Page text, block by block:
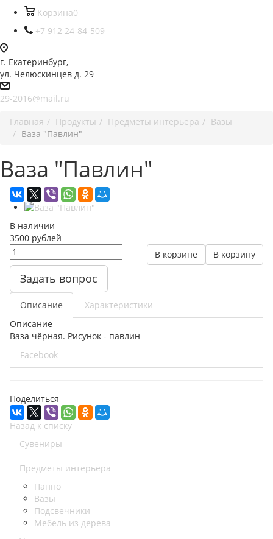
Корзина0
+7 912 24-84-509
г. Екатеринбург,
ул. Челюскинцев д. 29
29-2016@mail.ru
Главная
Продукты Предметы интерьера
Вазы
Ваза "Павлин"
Ваза "Павлин"
В наличии
3500 рублей
В корзину
В корзине
Задать вопрос
Описание
Характеристики
Описание
Ваза чёрная. Рисунок - павлин
Facebook
Поделиться
Назад к списку
Сувениры
Предметы интерьера
Панно
Вазы
Подсвечники
Мебель из дерева